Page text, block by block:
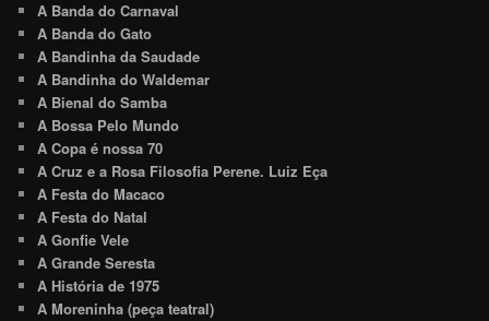
A Banda do Carnaval
A Banda do Gato
A Bandinha da Saudade
A Bandinha do Waldemar
A Bienal do Samba
A Bossa Pelo Mundo
A Copa é nossa 70
A Cruz e a Rosa Filosofia Perene. Luiz Eça
A Festa do Macaco
A Festa do Natal
A Gonfie Vele
A Grande Seresta
A História de 1975
A Moreninha (peça teatral)